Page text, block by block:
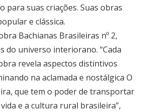
para suas criações. Suas obras
e clássica.
Bachianas Brasileiras nº 2,
do universo interiorano. “Cada
revela aspectos distintivos
na aclamada e nostálgica O
que tem o poder de transportar
e a cultura rural brasileira”,